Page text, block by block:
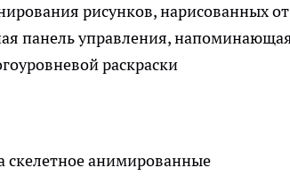
рисунков, нарисованных
панель управления,
раскраски
скелетное анимированные